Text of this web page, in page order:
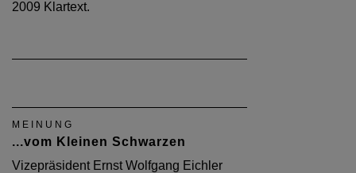
2009 Klartext.
MEINUNG
...vom Kleinen Schwarzen
Vizepräsident Ernst Wolfgang Eichler